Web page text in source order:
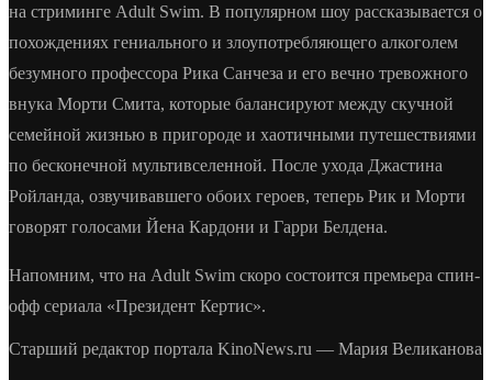
на стриминге Adult Swim. В популярном шоу рассказывается о
похождениях гениального и злоупотребляющего алкоголем
безумного профессора Рика Санчеза и его вечно тревожного
внука Морти Смита, которые балансируют между скучной
семейной жизнью в пригороде и хаотичными путешествиями
по бесконечной мультивселенной. После ухода Джастина
Ройланда, озвучивавшего обоих героев, теперь Рик и Морти
говорят голосами Йена Кардони и Гарри Белдена.
Напомним, что на Adult Swim скоро состоится премьера спин-
офф сериала «Президент Кертис».
Старший редактор портала KinoNews.ru — Мария Великанова